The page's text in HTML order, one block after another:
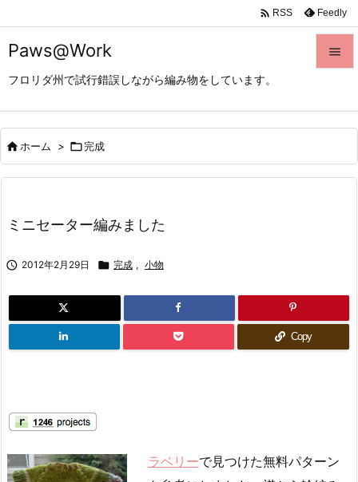
Paws@Work
フロリダ州で試行錯誤しながら編み物をしています。



 RSS Feedly
ホーム > 完成
ミニセーター編みました
 2012年2月29日  完成 , 小物
Copy
ラベリーで見つけた無料パターン